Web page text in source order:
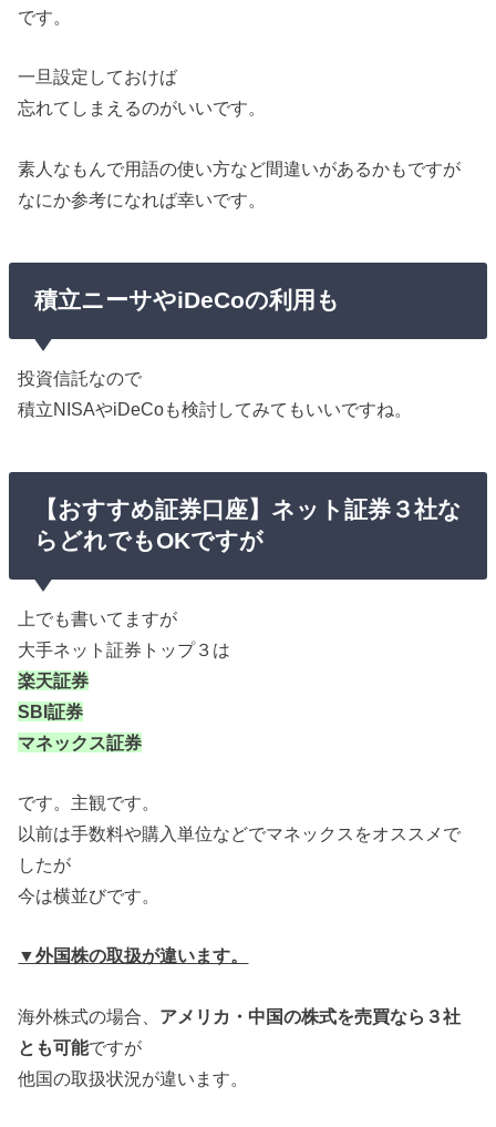
です。
一旦設定しておけば
忘れてしまえるのがいいです。
素人なもんで用語の使い方など間違いがあるかもですが
なにか参考になれば幸いです。
積立ニーサやiDeCoの利用も
投資信託なので
積立NISAやiDeCoも検討してみてもいいですね。
【おすすめ証券口座】ネット証券３社な
らどれでもOKですが
上でも書いてますが
大手ネット証券トップ３は
楽天証券
SBI証券
マネックス証券
です。主観です。
以前は手数料や購入単位などでマネックスをオススメで
したが
今は横並びです。
▼外国株の取扱が違います。
海外株式の場合、 アメリカ・中国の株式を売買なら３社
とも可能ですが
他国の取扱状況が違います。